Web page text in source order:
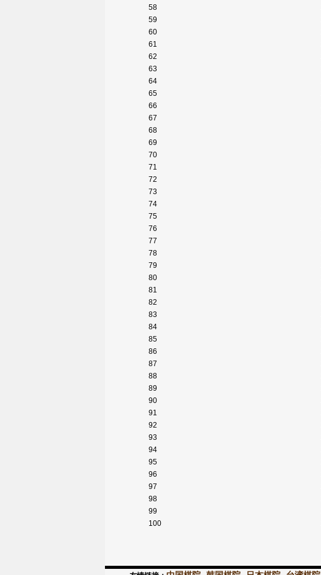
58
59
60
61
62
63
64
65
66
67
68
69
70
71
72
73
74
75
76
77
78
79
80
81
82
83
84
85
86
87
88
89
90
91
92
93
94
95
96
97
98
99
100